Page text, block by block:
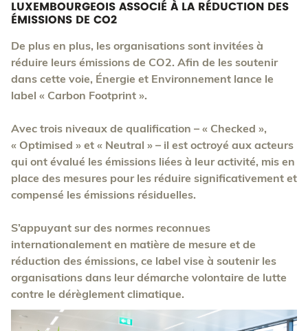
LUXEMBOURGEOIS ASSOCIÉ À LA RÉDUCTION DES
ÉMISSIONS DE CO2
De plus en plus, les organisations sont invitées à
réduire leurs émissions de CO2. Afin de les soutenir
dans cette voie, Énergie et Environnement lance le
label « Carbon Footprint ».
Avec trois niveaux de qualification – « Checked »,
« Optimised » et « Neutral » – il est octroyé aux acteurs
qui ont évalué les émissions liées à leur activité, mis en
place des mesures pour les réduire significativement et
compensé les émissions résiduelles.
S’appuyant sur des normes reconnues
internationalement en matière de mesure et de
réduction des émissions, ce label vise à soutenir les
organisations dans leur démarche volontaire de lutte
contre le dérèglement climatique.